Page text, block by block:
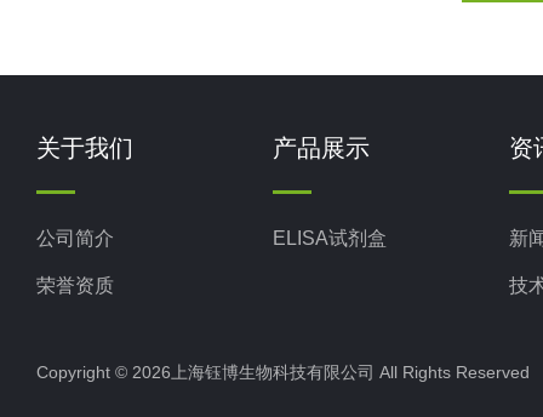
关于我们
公司简介
荣誉资质
产品展示
ELISA试剂盒
资
新
技
Copyright © 2026上海钰博生物科技有限公司 All Rights